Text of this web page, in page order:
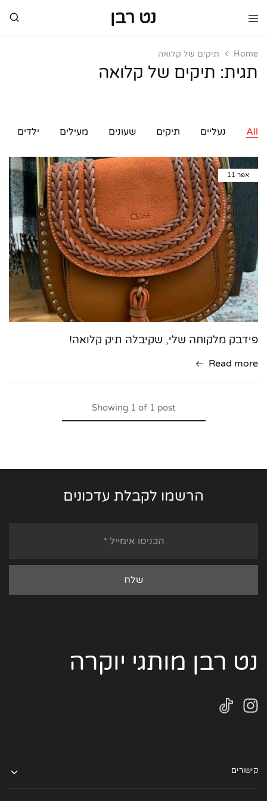
נט רבן
נט
מותגי
מותגי
Home תיקים של קלואה
תגית: תיקים של קלואה
All נעליים תיקים שעונים מעילים ילדים
אפר 11
פידבק מלקוחה שלי, שקיבלה תיק קלואה!
Read more
Showing1 of 1 post
הרשמו לקבלת עדכונים
נט רבן מותגי יוקרה
קישורים